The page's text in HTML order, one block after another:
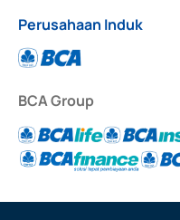
Perusahaan Induk
BCA Group